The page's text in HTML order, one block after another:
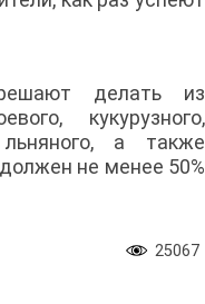
делать из
кукурузного,
льняного, а также
не менее 50%
25067